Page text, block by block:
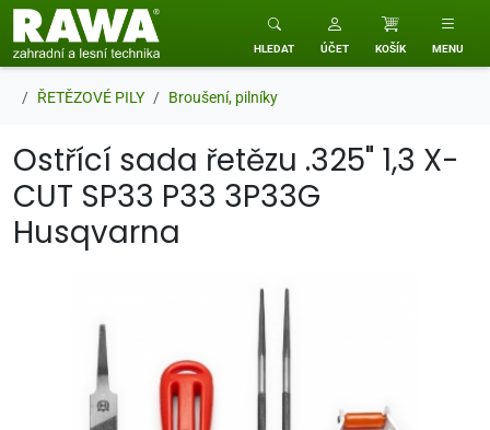
RAWA zahradní a lesní technika
HLEDAT ÚČET KOŠÍK MENU
ŘETĚZOVÉ PILY Broušení, pilníky
Ostřící sada řetězu .325" 1,3 X-
CUT SP33 P33 3P33G
Husqvarna